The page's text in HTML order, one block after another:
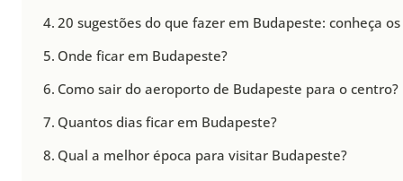
20 sugestões do que fazer em Budapeste: conheça
Onde ficar em Budapeste?
Como sair do aeroporto de Budapeste para o centro?
Quantos dias ficar em Budapeste?
Qual a melhor época para visitar Budapeste?